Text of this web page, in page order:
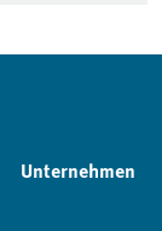
Unternehmen